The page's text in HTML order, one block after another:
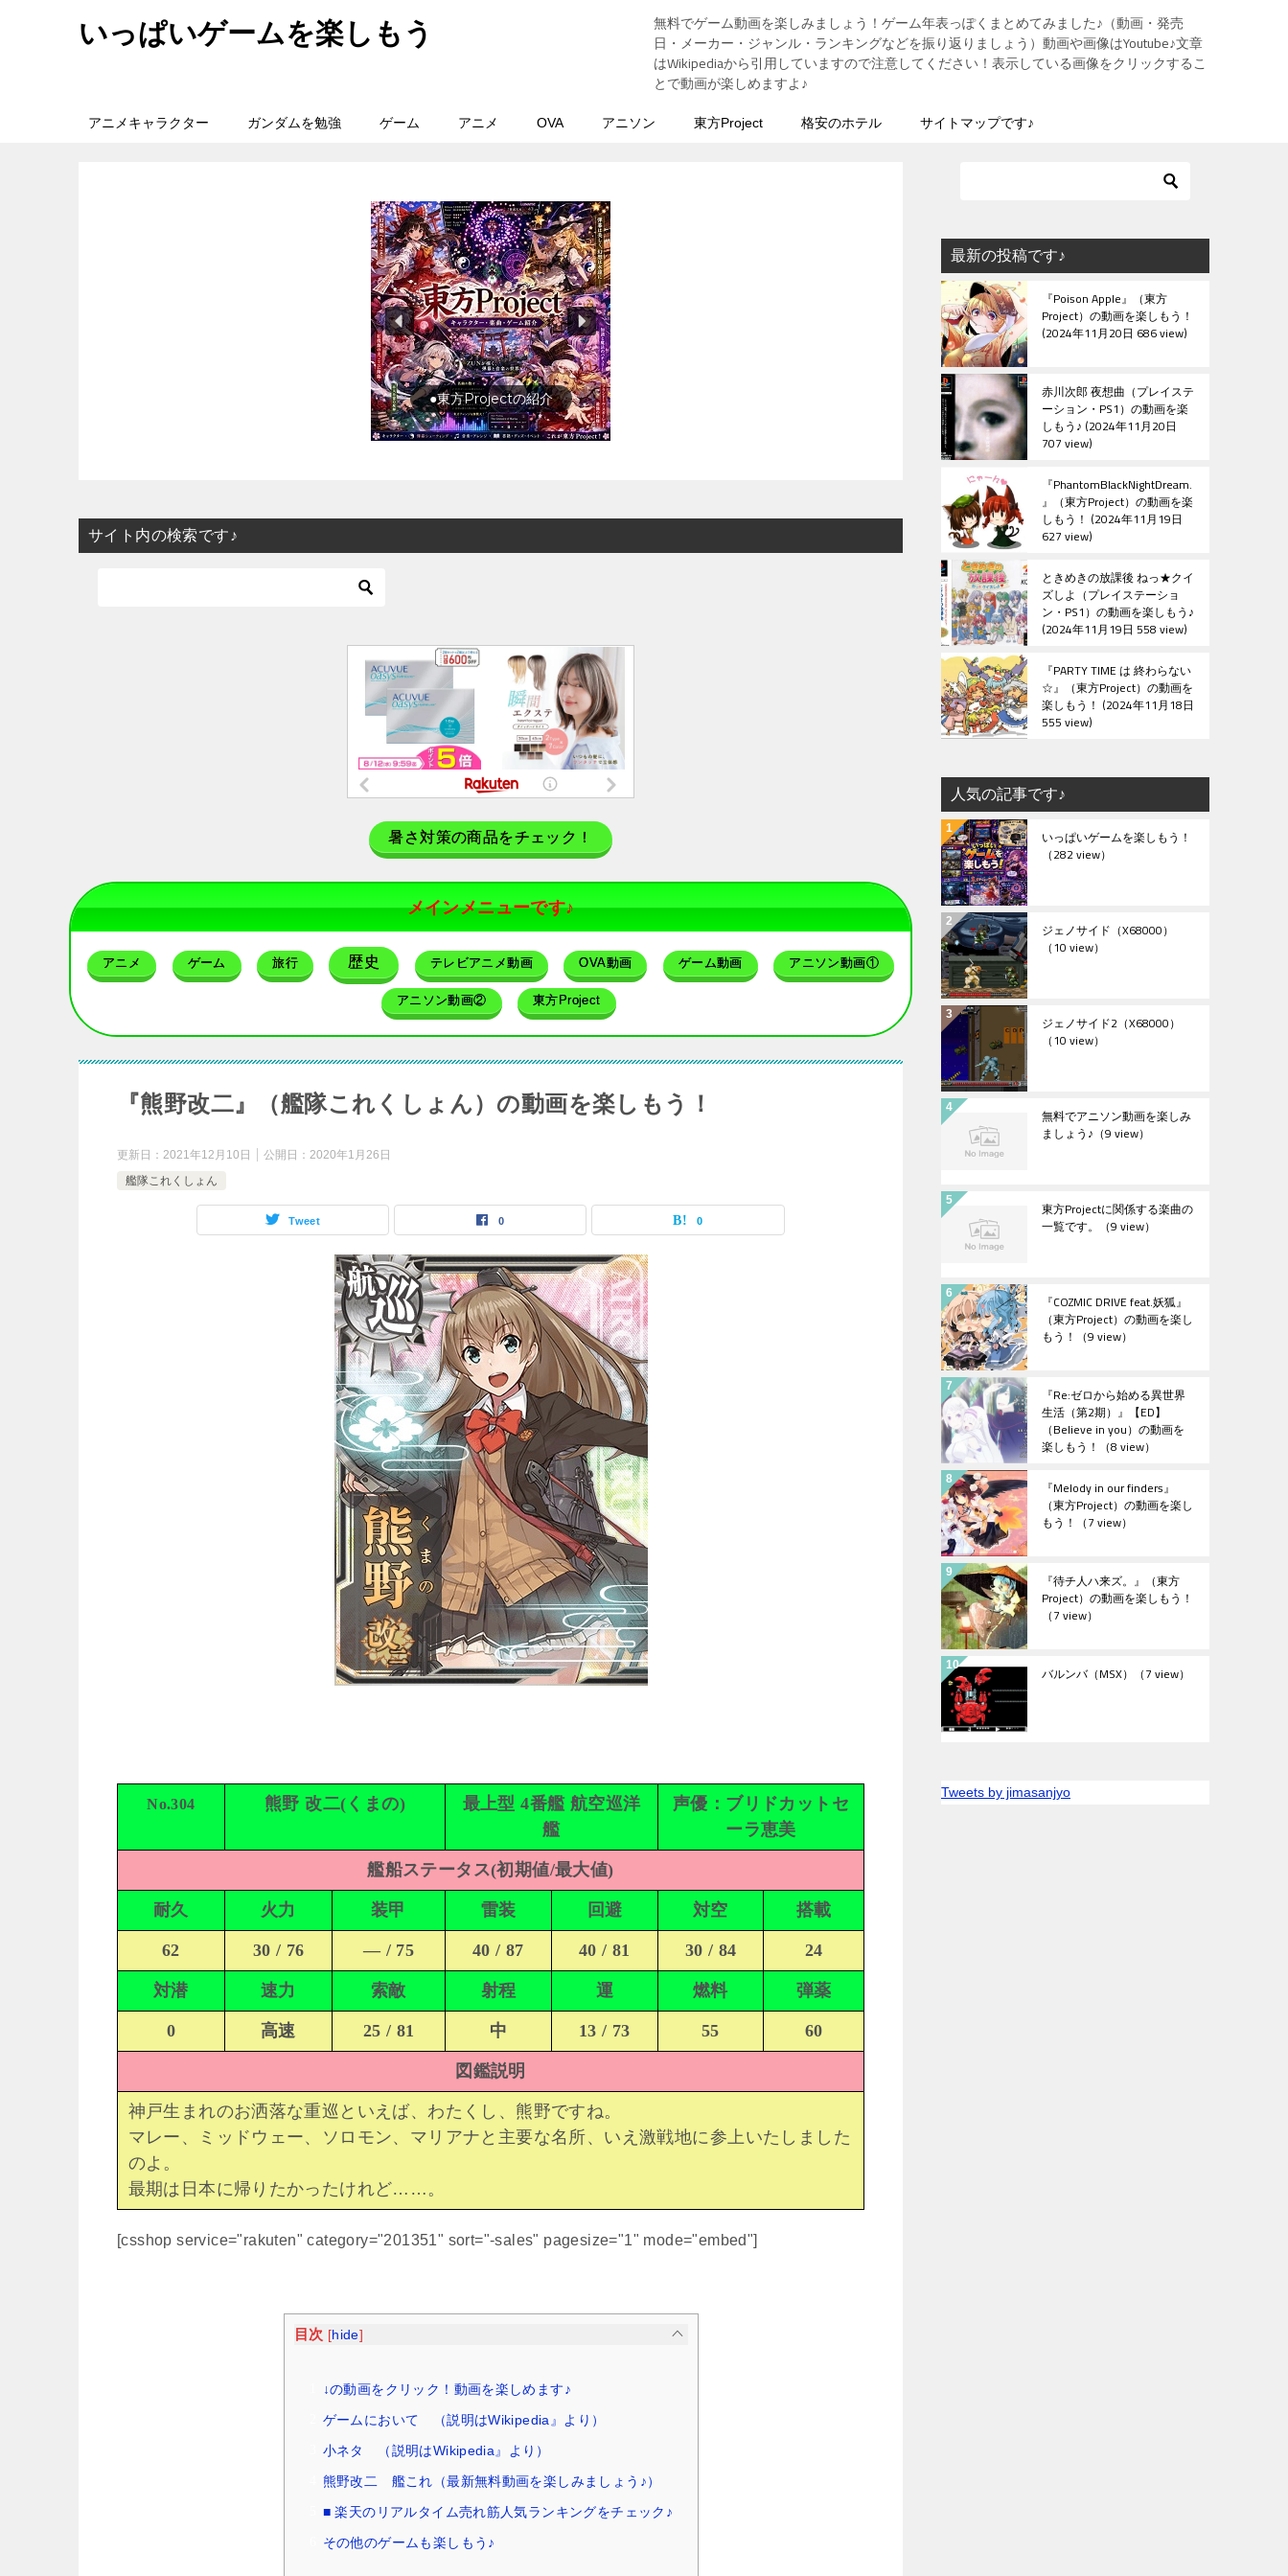
いっぱいゲームを楽しもう
無料でゲーム動画を楽しみましょう！ゲーム年表っぽくまとめてみました♪（動画・発売
日・メーカー・ジャンル・ランキングなどを振り返りましょう）動画や画像はYoutube♪文章
はWikipediaから引用していますので注意してください！表示している画像をクリックするこ
とで動画が楽しめますよ♪
アニメキャラクター ガンダムを勉強 ゲーム アニメ OVA アニソン 東方Project 格安のホテル サイトマップです♪
旅行の前に旅行先をチェック
サイト内の検索です♪
暑さ対策の商品をチェック！
メインメニューです♪
アニメ ゲーム 旅行 歴史 テレビアニメ動画 OVA動画 ゲーム動画 アニソン動画①
アニソン動画② 東方Project
『熊野改二』（艦隊これくしょん）の動画を楽しもう！
更新日： 2021年12月10日 公開日： 2020年1月26日
艦隊これくしょん
Tweet 0 0
No.304 熊野 改二(くまの)
最上型 4番艦 航空巡洋
艦
声優：ブリドカットセ
ーラ恵美
艦船ステータス(初期値/最大値)
耐久 火力 装甲 雷装 回避 対空 搭載
62 30 / 76 — / 75 40 / 87 40 / 81 30 / 84 24
対潜 速力 索敵 射程 運 燃料 弾薬
0 高速 25 / 81 中 13 / 73 55 60
図鑑説明
神戸生まれのお洒落な重巡といえば、わたくし、熊野ですね。
マレー、ミッドウェー、ソロモン、マリアナと主要な名所、いえ激戦地に参上いたしました
のよ。
最期は日本に帰りたかったけれど……。
[csshop service="rakuten" category="201351" sort="-sales" pagesize="1" mode="embed"]
目次 [hide]
↓の動画をクリック！動画を楽しめます♪
ゲームにおいて （説明はWikipedia』より）
小ネタ （説明はWikipedia』より）
熊野改二 艦これ（最新無料動画を楽しみましょう♪）
■ 楽天のリアルタイム売れ筋人気ランキングをチェック♪
その他のゲームも楽しもう♪
最新の投稿です♪
『Poison Apple』（東方
Project）の動画を楽しもう！
2024年11月20日 686 view
赤川次郎 夜想曲（プレイステ
ーション・PS1）の動画を楽
しもう♪ 2024年11月20日
707 view
『PhantomBlackNightDream.
』（東方Project）の動画を楽
しもう！ 2024年11月19日
627 view
ときめきの放課後 ねっ★クイ
ズしよ（プレイステーショ
ン・PS1）の動画を楽しもう♪
2024年11月19日 558 view
『PARTY TIME は 終わらない
☆』（東方Project）の動画を
楽しもう！ 2024年11月18日
555 view
人気の記事です♪
いっぱいゲームを楽しもう！
（282 view）
ジェノサイド（X68000）
（10 view）
ジェノサイド2（X68000）
（10 view）
無料でアニソン動画を楽しみ
ましょう♪ （9 view）
東方Projectに関係する楽曲の
一覧です。 （9 view）
『COZMIC DRIVE feat.妖狐』
（東方Project）の動画を楽し
もう！ （9 view）
『Re:ゼロから始める異世界
生活（第2期）』【ED】
（Believe in you）の動画を
楽しもう！ （8 view）
『Melody in our finders』
（東方Project）の動画を楽し
もう！ （7 view）
『待チ人ハ来ズ。』（東方
Project）の動画を楽しもう！
（7 view）
バルンバ（MSX） （7 view）
Tweets by jimasanjyo